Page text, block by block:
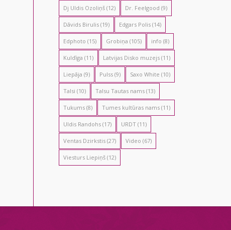
Dj Uldis Ozoliņš (12) Dr. Feelgood (9)
Dāvids Birulis (19) Edgars Polis (14)
Edphoto (15) Grobiņa (105) info (8)
Kuldīga (11) Latvijas Disko muzejs (11)
Liepāja (9) Pulss (9) Saxo White (10)
Talsi (10) Talsu Tautas nams (13)
Tukums (8) Tumes kultūras nams (11)
Uldis Randohs (17) URDT (11)
Ventas Dzirkstis (27) Video (67)
Viesturs Liepiņš (12)